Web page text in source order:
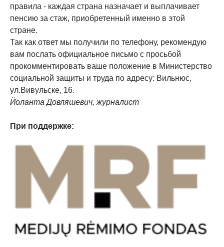
правила - каждая страна назначает и выплачивает
пенсию за стаж, приобретенный именно в этой
стране.
Так как ответ мы получили по телефону, рекомендую
вам послать официальное письмо с просьбой
прокомментировать ваше положение в Министерство
социальной защиты и труда по адресу: Вильнюс,
ул.Вивульске, 16.
Йоланта Довляшевич, журналист
При поддержке: